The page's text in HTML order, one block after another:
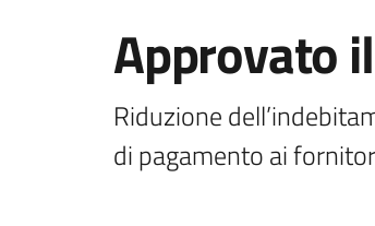
Approvato
Riduzione
di pagamento ai